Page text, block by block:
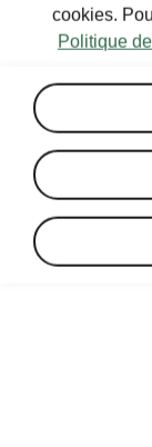
cookies.
Politique